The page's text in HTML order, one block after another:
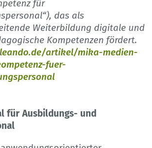
für
das als
Weiterbildung digitale und
Kompetenzen fördert.
artikel/mika-medien-
fuer-
für Ausbildungs- und